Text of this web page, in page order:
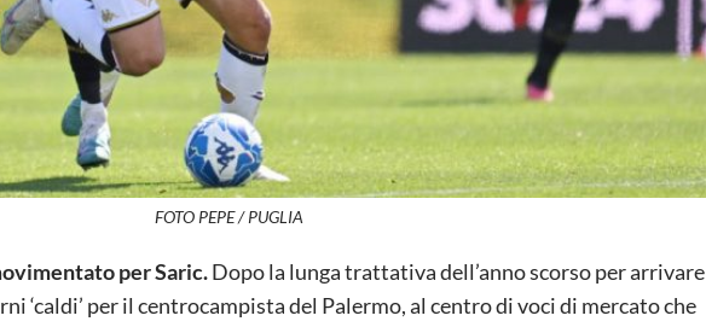
FOTO PEPE / PUGLIA
per Saric.Dopo la lunga trattativa dell’anno scorso per arrivare
‘caldi’ per il centrocampista del Palermo, al centro di voci di mercato che